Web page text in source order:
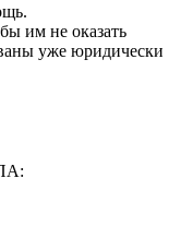
им не оказать
уже юридически